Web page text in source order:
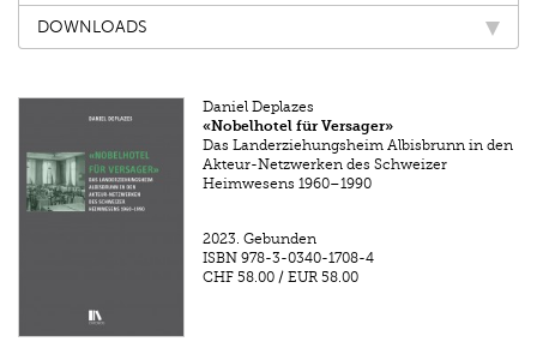
DOWNLOADS
Daniel Deplazes
«Nobelhotel für Versager»
Das Landerziehungsheim Albisbrunn in den
Akteur-Netzwerken des Schweizer
Heimwesens 1960–1990
2023. Gebunden
ISBN 978-3-0340-1708-4
CHF 58.00 /EUR 58.00